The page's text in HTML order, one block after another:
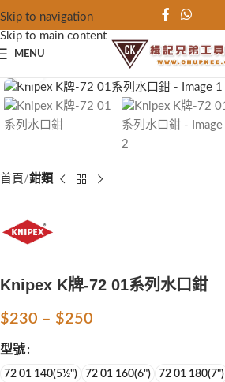
Skip to navigation
Skip to main content
MENU
首頁 鉗類
Knipex K牌-72 01系列水口鉗
$230 – $250
型號
72 01 140(5½") 72 01 160(6") 72 01 180(7")